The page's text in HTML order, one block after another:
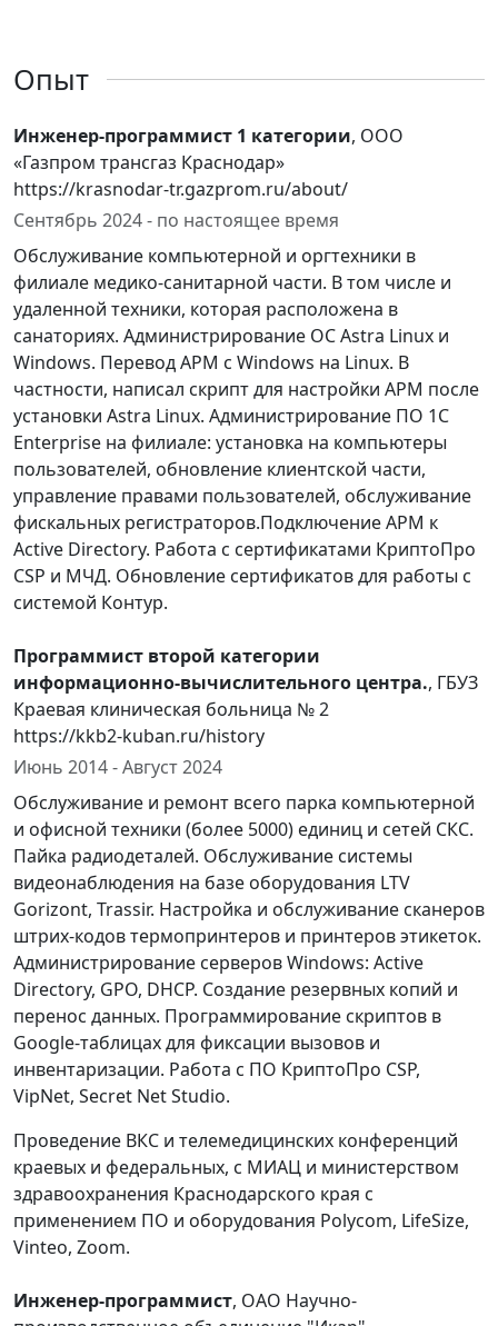
Опыт
Инженер-программист 1 категории, ООО
«Газпром трансгаз Краснодар»
https://krasnodar-tr.gazprom.ru/about/
Сентябрь 2024 - по настоящее время
Обслуживание компьютерной и оргтехники в
филиале медико-санитарной части. В том числе и
удаленной техники, которая расположена в
санаториях. Администрирование ОС Astra Linux и
Windows. Перевод АРМ с Windows на Linux. В
частности, написал скрипт для настройки АРМ после
установки Astra Linux. Администрирование ПО 1С
Enterprise на филиале: установка на компьютеры
пользователей, обновление клиентской части,
управление правами пользователей, обслуживание
фискальных регистраторов.Подключение АРМ к
Active Directory. Работа с сертификатами КриптоПро
CSP и МЧД. Обновление сертификатов для работы с
системой Контур.
Программист второй категории
информационно-вычислительного центра., ГБУЗ
Краевая клиническая больница № 2
https://kkb2-kuban.ru/history
Июнь 2014 - Август 2024
Обслуживание и ремонт всего парка компьютерной
и офисной техники (более 5000) единиц и сетей СКС.
Пайка радиодеталей. Обслуживание системы
видеонаблюдения на базе оборудования LTV
Gorizont, Trassir. Настройка и обслуживание сканеров
штрих-кодов термопринтеров и принтеров этикеток.
Администрирование серверов Windows: Active
Directory, GPO, DHCP. Создание резервных копий и
перенос данных. Программирование скриптов в
Google-таблицах для фиксации вызовов и
инвентаризации. Работа с ПО КриптоПро CSP,
VipNet, Secret Net Studio.
Проведение ВКС и телемедицинских конференций
краевых и федеральных, с МИАЦ и министерством
здравоохранения Краснодарского края с
применением ПО и оборудования Polycom, LifeSize,
Vinteo, Zoom.
Инженер-программист, ОАО Научно-